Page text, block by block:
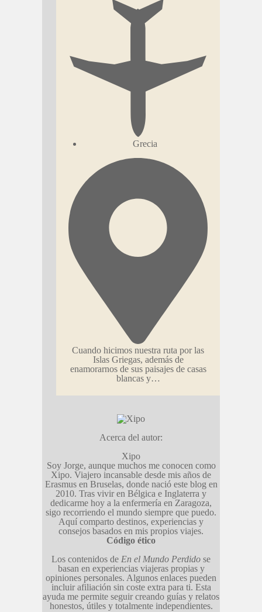
Grecia
Cuando hicimos nuestra ruta por las
Islas Griegas, además de
enamorarnos de sus paisajes de casas
blancas y…
Acerca del autor:
Xipo
Soy Jorge, aunque muchos me conocen como
Xipo. Viajero incansable desde mis años de
Erasmus en Bruselas, donde nació este blog en
2010. Tras vivir en Bélgica e Inglaterra y
dedicarme hoy a la enfermería en Zaragoza,
sigo recorriendo el mundo siempre que puedo.
Aquí comparto destinos, experiencias y
consejos basados en mis propios viajes.
Código ético
Los contenidos de En el Mundo Perdido se
basan en experiencias viajeras propias y
opiniones personales. Algunos enlaces pueden
incluir afiliación sin coste extra para ti. Esta
ayuda me permite seguir creando guías y relatos
honestos, útiles y totalmente independientes.